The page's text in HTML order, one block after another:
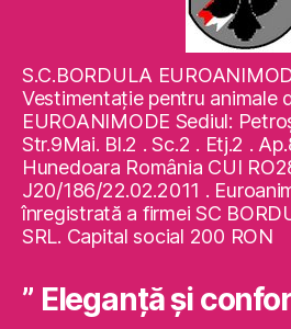
S.C.BORDULA
Vestimentaţie pentru animale
EUROANIMODE Sediul:
Str.9Mai. Bl.2 . Sc.2 . Etj.2 .
Hunedoara România CUI
J20/186/22.02.2011 .
înregistrată a firmei SC
SRL. Capital social 200 RON
” Eleganţă şi